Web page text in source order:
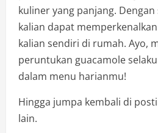
kuliner yang panjang.
kalian dapat
kalian sendiri di rumah. Ayo,
peruntukan guacamole
dalam menu harianmu!
Hingga jumpa kembali di
lain.